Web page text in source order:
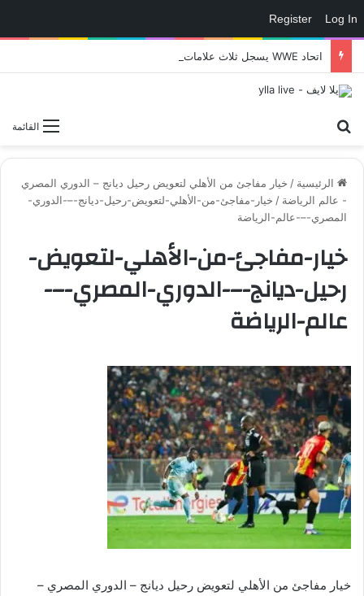
Log In
Register
القائمة
الرئيسية / خيار مفاجئ من الأهلي لتعويض رحيل ديانج – الدوري المصري
- عالم الرياضة / خيار-مفاجئ-من-الأهلي-لتعويض-رحيل-ديانج-–-الدوري-
المصري-–-عالم-الرياضة
خيار-مفاجئ-من-الأهلي-لتعويض-
رحيل-ديانج-–-الدوري-المصري-–-
عالم-الرياضة
خيار مفاجئ من الأهلي لتعويض رحيل ديانج – الدوري المصري –